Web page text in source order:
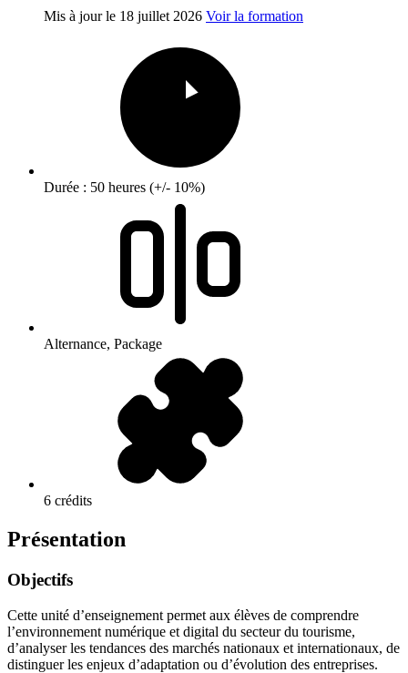
Mis à jour le 18 juillet 2026 Voir la formation
Durée : 50 heures (+/- 10%)
Alternance, Package
6 crédits
Présentation
Objectifs
Cette unité d’enseignement permet aux élèves de comprendre
l’environnement numérique et digital du secteur du tourisme,
d’analyser les tendances des marchés nationaux et internationaux, de
distinguer les enjeux d’adaptation ou d’évolution des entreprises.